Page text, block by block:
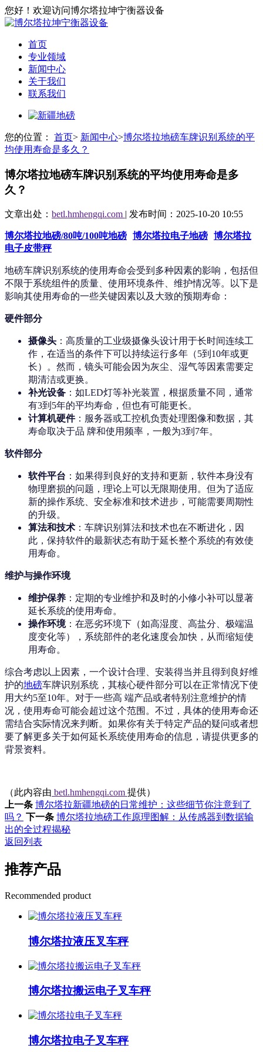
您好！欢迎访问博尔塔拉坤宁衡器设备
首页
专业领域
新闻中心
关于我们
联系我们
您的位置： 首页> 新闻中心>博尔塔拉地磅车牌识别系统的平
均使用寿命是多久？
博尔塔拉地磅车牌识别系统的平均使用寿命是多
久？
文章出处： betl.hmhengqi.com | 发布时间：2025-10-20 10:55
博尔塔拉地磅/80吨/100吨地磅 博尔塔拉电子地磅 博尔塔拉
电子皮带秤
地磅车牌识别系统的使用寿命会受到多种因素的影响，包括但
不限于系统组件的质量、使用环境条件、维护情况等。以下是
影响其使用寿命的一些关键因素以及大致的预期寿命：
硬件部分
摄像头 ：高质量的工业级摄像头设计用于长时间连续工
作，在适当的条件下可以持续运行多年（5到10年或更
长）。然而，镜头可能会因为灰尘、湿气等因素需要定
期清洁或更换。
补光设备 ：如LED灯等补光装置，根据质量不同，通常
有3到5年的平均寿命，但也有可能更长。
计算机硬件：服务器或工控机负责处理图像和数据，其
寿命取决于品 牌和使用频率，一般为3到7年。
软件部分
软件平台 ：如果得到良好的支持和更新，软件本身没有
物理磨损的问题，理论上可以无限期使用。但为了适应
新的操作系统、安全标准和技术进步，可能需要周期性
的升级。
算法和技术 ：车牌识别算法和技术也在不断进化，因
此，保持软件的最新状态有助于延长整个系统的有效使
用寿命。
维护与操作环境
维护保养 ：定期的专业维护和及时的小修小补可以显著
延长系统的使用寿命。
操作环境：在恶劣环境下（如高湿度、高盐分、极端温
度变化等），系统部件的老化速度会加快，从而缩短使
用寿命。
综合考虑以上因素，一个设计合理、安装得当并且得到良好维
护的地磅车牌识别系统，其核心硬件部分可以在正常情况下使
用大约5至10年。对于一些高 端产品或者特别注意维护的情
况，使用寿命可能会超过这个范围。不过，具体的使用寿命还
需结合实际情况来判断。如果你有关于特定产品的疑问或者想
要了解更多关于如何延长系统使用寿命的信息，请提供更多的
背景资料。
（此内容由 betl.hmhengqi.com 提供）
上一条 博尔塔拉新疆地磅的日常维护：这些细节你注意到了
吗？ 下一条 博尔塔拉地磅工作原理图解：从传感器到数据输
出的全过程揭秘
返回列表
推荐产品
Recommended product
博尔塔拉液压叉车秤
博尔塔拉搬运电子叉车秤
博尔塔拉电子叉车秤